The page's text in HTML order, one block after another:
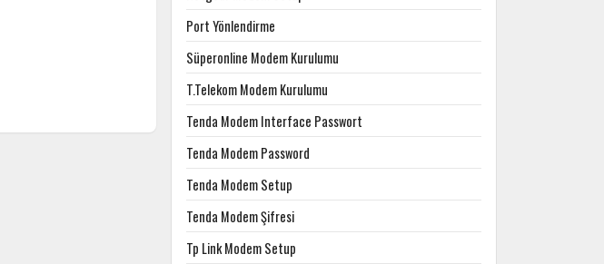
Port Yönlendirme
Süperonline Modem Kurulumu
T.Telekom Modem Kurulumu
Tenda Modem Interface Passwort
Tenda Modem Password
Tenda Modem Setup
Tenda Modem Şifresi
Tp Link Modem Setup